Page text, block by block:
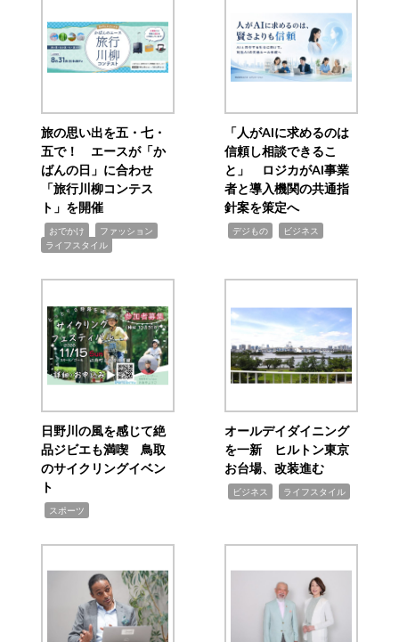
旅の思い出を五・七・
五で！ エースが「か
ばんの日」に合わせ
「旅行川柳コンテス
ト」を開催
おでかけ ファッション
ライフスタイル
「人がAIに求めるのは
信頼し相談できるこ
と」 ロジカがAI事業
者と導入機関の共通指
針案を策定へ
デジもの ビジネス
日野川の風を感じて絶
品ジビエも満喫 鳥取
のサイクリングイベン
ト
スポーツ
オールデイダイニング
を一新 ヒルトン東京
お台場、改装進む
ビジネス ライフスタイル